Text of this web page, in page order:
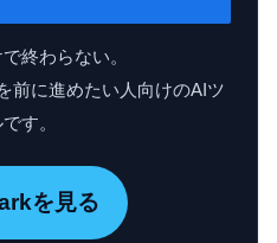
終わらない。
前に進めたい人向けのAIツ
す。
を見る